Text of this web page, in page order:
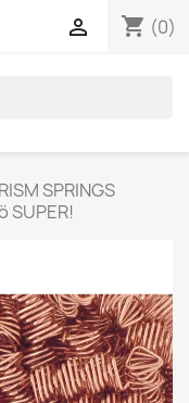
shopping_cart (0)

SPRINGS
SUPER!